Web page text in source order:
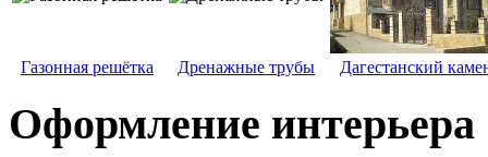
Газонная решётка Дренажные трубы Дагестанский
Оформление интерьера